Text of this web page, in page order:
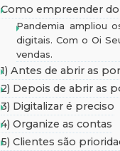
Como empreender do
Pandemia ampliou
digitais. Com o Oi
vendas.
1) Antes de abrir as
2) Depois de abrir as
3) Digitalizar é preciso
4) Organize as contas
5) Clientes são